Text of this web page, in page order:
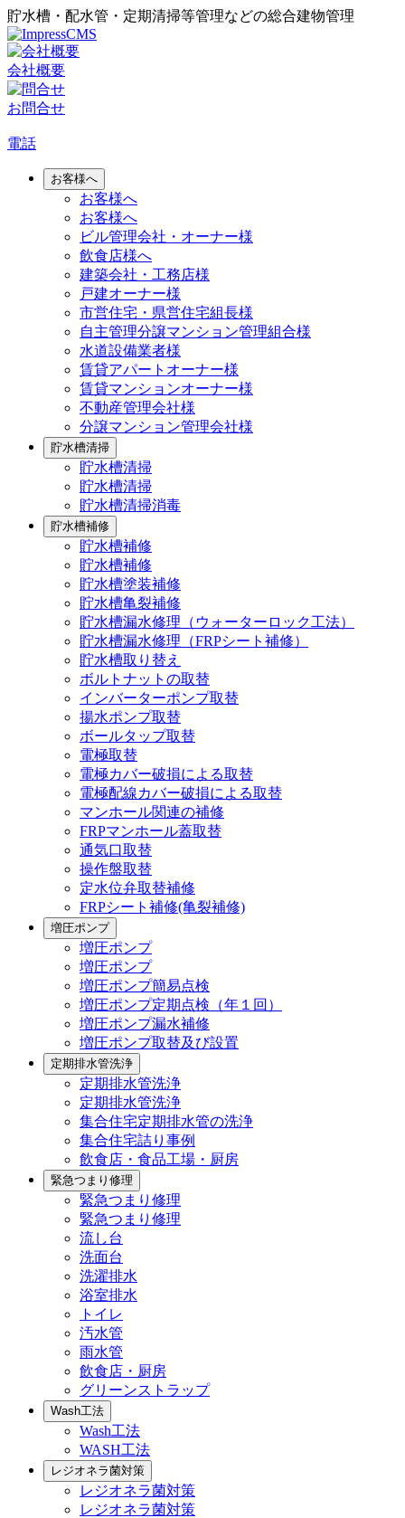
貯水槽・配水管・定期清掃等管理などの総合建物管理
会社概要
お問合せ
電話
お客様へ
お客様へ
お客様へ
ビル管理会社・オーナー様
飲食店様へ
建築会社・工務店様
戸建オーナー様
市営住宅・県営住宅組長様
自主管理分譲マンション管理組合様
水道設備業者様
賃貸アパートオーナー様
賃貸マンションオーナー様
不動産管理会社様
分譲マンション管理会社様
貯水槽清掃
貯水槽清掃
貯水槽清掃
貯水槽清掃消毒
貯水槽補修
貯水槽補修
貯水槽補修
貯水槽塗装補修
貯水槽亀裂補修
貯水槽漏水修理（ウォーターロック工法）
貯水槽漏水修理（FRPシート補修）
貯水槽取り替え
ボルトナットの取替
インバーターポンプ取替
揚水ポンプ取替
ボールタップ取替
電極取替
電極カバー破損による取替
電極配線カバー破損による取替
マンホール関連の補修
FRPマンホール蓋取替
通気口取替
操作盤取替
定水位弁取替補修
FRPシート補修(亀裂補修)
増圧ポンプ
増圧ポンプ
増圧ポンプ
増圧ポンプ簡易点検
増圧ポンプ定期点検（年１回）
増圧ポンプ漏水補修
増圧ポンプ取替及び設置
定期排水管洗浄
定期排水管洗浄
定期排水管洗浄
集合住宅定期排水管の洗浄
集合住宅詰り事例
飲食店・食品工場・厨房
緊急つまり修理
緊急つまり修理
緊急つまり修理
流し台
洗面台
洗濯排水
浴室排水
トイレ
汚水管
雨水管
飲食店・厨房
グリーンストラップ
Wash工法
Wash工法
WASH工法
レジオネラ菌対策
レジオネラ菌対策
レジオネラ菌対策